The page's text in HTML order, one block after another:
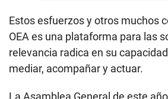
Estos esfuerzos y otros muchos
OEA es una plataforma para las
relevancia radica en su
mediar, acompañar y actuar.
La Asamblea General de este